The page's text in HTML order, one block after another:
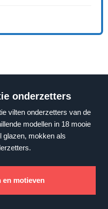
onderzetters
vilten onderzetters van de
modellen in 18 mooie
glazen, mokken als
en motieven